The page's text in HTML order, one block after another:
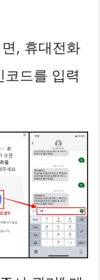
, 휴대전화
드를 입력